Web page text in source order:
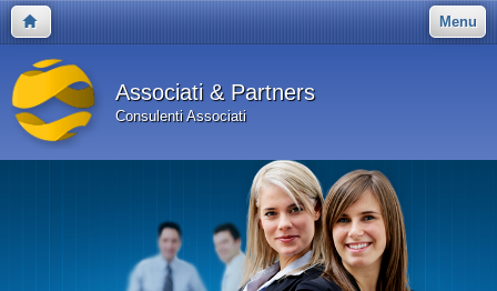
Menu
Associati & Partners
Consulenti Associati